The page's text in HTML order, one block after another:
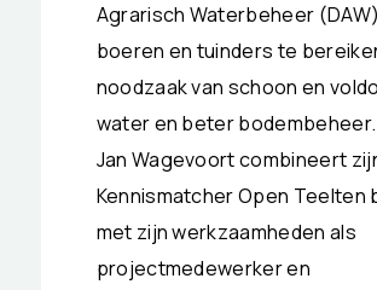
Agrarisch Waterbeheer
boeren en tuinders te
noodzaak van schoon en
water en beter
Jan Wagevoort combineert
Kennismatcher Open Teelten
met zijn werkzaamheden als
projectmedewerker en